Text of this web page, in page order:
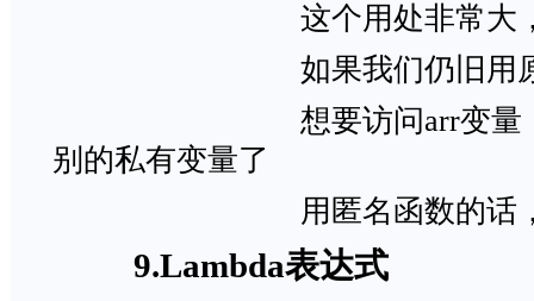
这个用处非常大
如果我们仍旧用原来
想要访问arr变量，势必
别的私有变量了
用匿名函数的话，就
9.Lambda表达式